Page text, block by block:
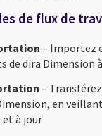
de flux de
– Importez
de dira Dimension
–
en
à jour